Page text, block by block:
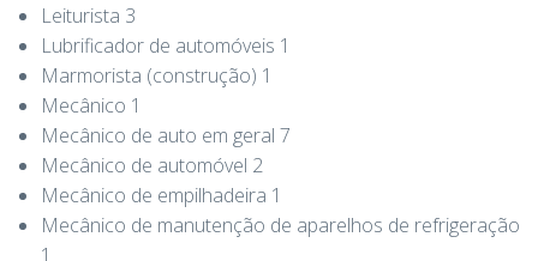
Leiturista 3
Lubrificador de automóveis 1
Marmorista (construção) 1
Mecânico 1
Mecânico de auto em geral 7
Mecânico de automóvel 2
Mecânico de empilhadeira 1
Mecânico de manutenção de aparelhos de refrigeração
1